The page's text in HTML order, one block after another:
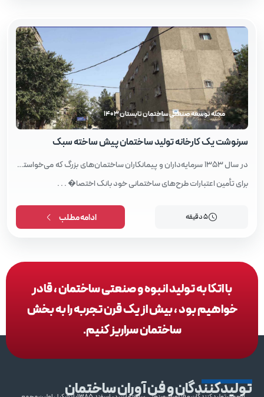
مجله توسعه صنعتی ساختمان تابستان 1403
سرنوشت یک کارخانه تولید ساختمان پیش‌ ساخته سبک
در سال 1353 سرمایه‌داران و پیمانکاران ساختمان‌های بزرگ که می‌خواستند
برای تأمین اعتبارات طرح‌های ساختمانی خود بانک اختصا� . . .
5 دقیقه ادامه مطلب
با اتکا به تولید انبوه و صنعتی ساختمان ، قادر
خواهیم بود ، بیش از یک قرن تجربه را به بخش
ساختمان سراریز کنیم.
تولیدکنندگان و فن آوران ساختمان